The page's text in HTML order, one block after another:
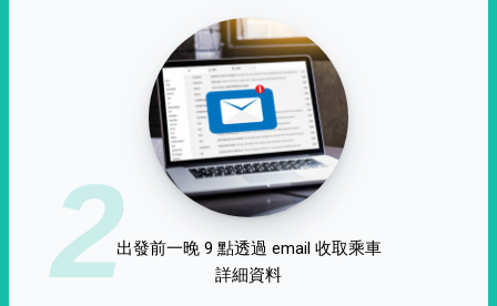
2出發前一晚 9 點透過 email 收取乘車
詳細資料